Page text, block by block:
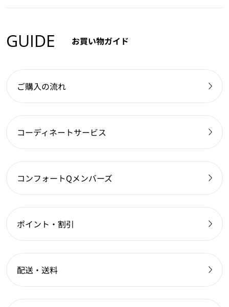
GUIDE お買い物ガイド
ご購入の流れ
コーディネートサービス
コンフォートQメンバーズ
ポイント・割引
配送・送料